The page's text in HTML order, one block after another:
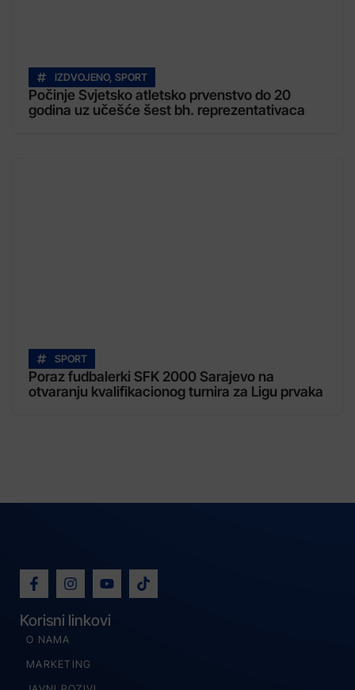
IZDVOJENO, SPORT
Počinje Svjetsko atletsko prvenstvo do 20
godina uz učešće šest bh. reprezentativaca
SPORT
Poraz fudbalerki SFK 2000 Sarajevo na
otvaranju kvalifikacionog turnira za Ligu prvaka
Korisni linkovi
O NAMA
MARKETING